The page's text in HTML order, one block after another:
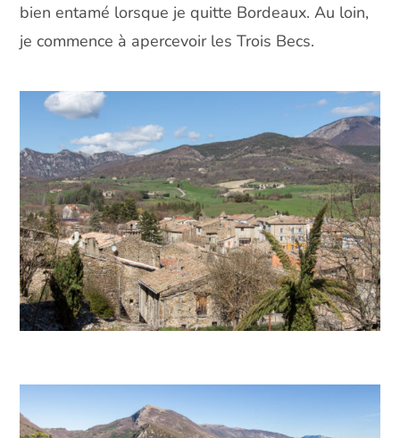
bien entamé lorsque je quitte Bordeaux. Au loin,
je commence à apercevoir les Trois Becs.